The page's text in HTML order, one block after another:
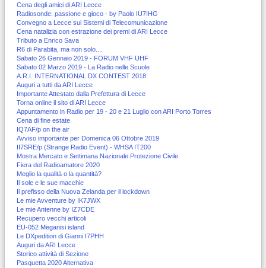
Cena degli amici di ARI Lecce
Radiosonde: passione e gioco - by Paolo IU7IHG
Convegno a Lecce sui Sistemi di Telecomunicazione
Cena natalizia con estrazione dei premi di ARI Lecce
Tributo a Enrico Sava
R6 di Parabita, ma non solo....
Sabato 26 Gennaio 2019 - FORUM VHF UHF
Sabato 02 Marzo 2019 - La Radio nelle Scuole
A.R.I. INTERNATIONAL DX CONTEST 2018
Auguri a tutti da ARI Lecce
Importante Attestato dalla Prefettura di Lecce
Torna online il sito di ARI Lecce
Appuntamento in Radio per 19 - 20 e 21 Luglio con ARI Porto Torres
Cena di fine estate
IQ7AF/p on the air
Avviso importante per Domenica 06 Ottobre 2019
II7SRE/p (Strange Radio Event) - WHSA IT200
Mostra Mercato e Settimana Nazionale Protezione Civile
Fiera del Radioamatore 2020
Meglio la qualità o la quantità?
Il sole e le sue macchie
Il prefisso della Nuova Zelanda per il lockdown
Le mie Avventure by IK7JWX
Le mie Antenne by IZ7CDE
Recupero vecchi articoli
EU-052 Meganisi island
Le DXpedition di Gianni I7PHH
Auguri da ARI Lecce
Storico attività di Sezione
Pasquetta 2020 Alternativa